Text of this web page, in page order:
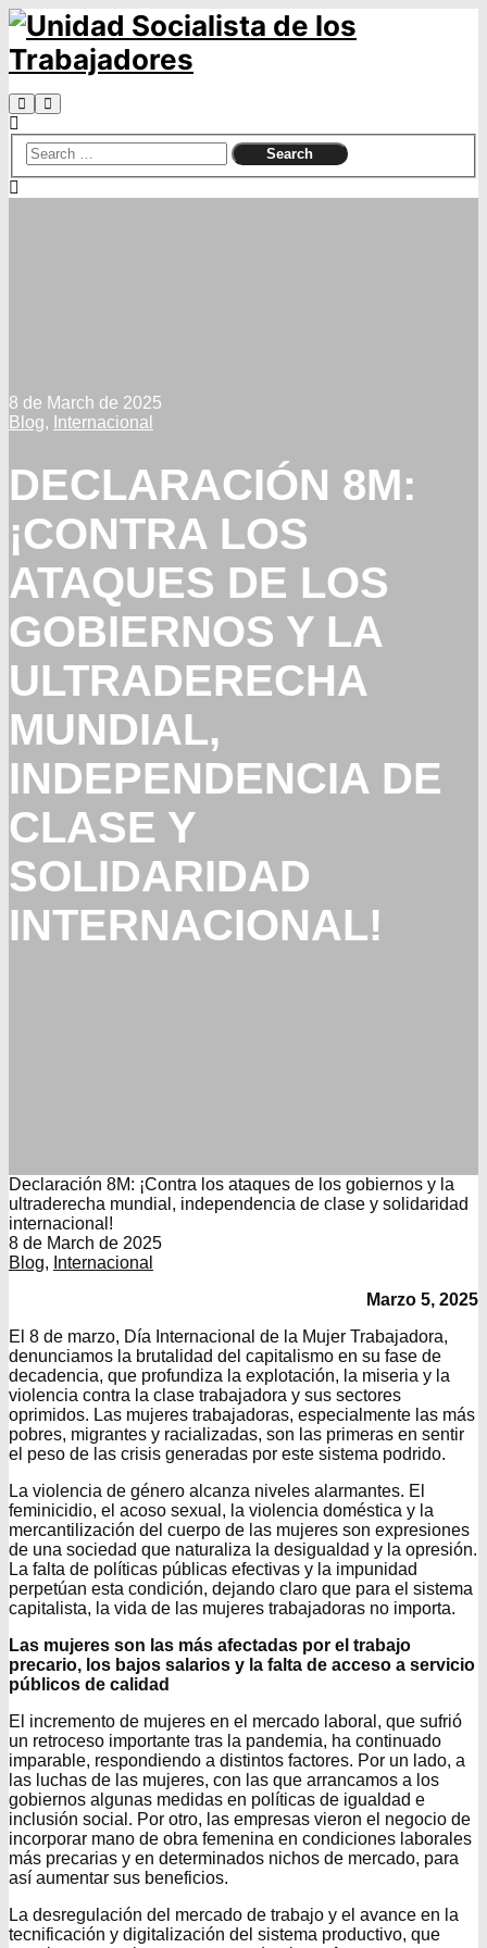
Search
menu
8 de March de 2025
Blog, Internacional
DECLARACIÓN 8M:
¡CONTRA LOS
ATAQUES DE LOS
GOBIERNOS Y LA
ULTRADERECHA
MUNDIAL,
INDEPENDENCIA DE
CLASE Y
SOLIDARIDAD
INTERNACIONAL!
Declaración 8M: ¡Contra los ataques de los gobiernos y la
ultraderecha mundial, independencia de clase y solidaridad
internacional!
8 de March de 2025
Blog, Internacional
Marzo 5, 2025
El 8 de marzo, Día Internacional de la Mujer Trabajadora,
denunciamos la brutalidad del capitalismo en su fase de
decadencia, que profundiza la explotación, la miseria y la
violencia contra la clase trabajadora y sus sectores
oprimidos. Las mujeres trabajadoras, especialmente las más
pobres, migrantes y racializadas, son las primeras en sentir
el peso de las crisis generadas por este sistema podrido.
La violencia de género alcanza niveles alarmantes. El
feminicidio, el acoso sexual, la violencia doméstica y la
mercantilización del cuerpo de las mujeres son expresiones
de una sociedad que naturaliza la desigualdad y la opresión.
La falta de políticas públicas efectivas y la impunidad
perpetúan esta condición, dejando claro que para el sistema
capitalista, la vida de las mujeres trabajadoras no importa.
Las mujeres son las más afectadas por el trabajo
precario, los bajos salarios y la falta de acceso a servicio
públicos de calidad
El incremento de mujeres en el mercado laboral, que sufrió
un retroceso importante tras la pandemia, ha continuado
imparable, respondiendo a distintos factores. Por un lado, a
las luchas de las mujeres, con las que arrancamos a los
gobiernos algunas medidas en políticas de igualdad e
inclusión social. Por otro, las empresas vieron el negocio de
incorporar mano de obra femenina en condiciones laborales
más precarias y en determinados nichos de mercado, para
así aumentar sus beneficios.
La desregulación del mercado de trabajo y el avance en la
tecnificación y digitalización del sistema productivo, que